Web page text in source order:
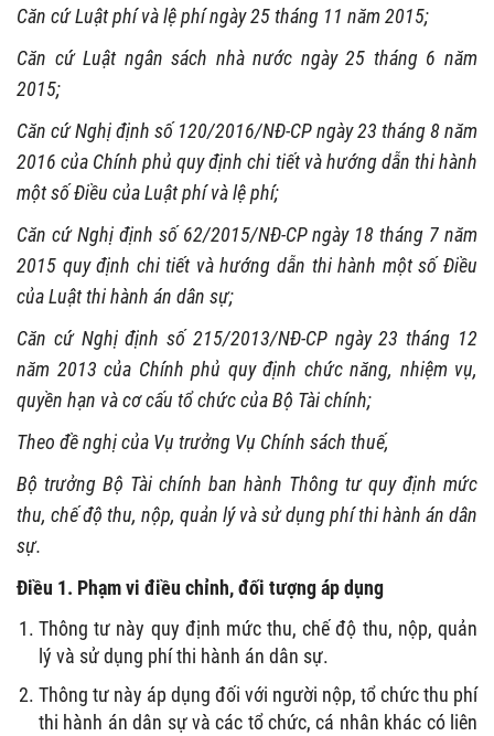
Căn cứ Luật phí và lệ phí ngày 25 tháng 11 năm 2015;
Căn cứ Luật ngân sách nhà nước ngày 25 tháng 6 năm
2015;
Căn cứ Nghị định số 120/2016/NĐ-CP ngày 23 tháng 8 năm
2016 của Chính phủ quy định chi tiết và hướng dẫn thi hành
một số Điều của Luật phí và lệ phí;
Căn cứ Nghị định số 62/2015/NĐ-CP ngày 18 tháng 7 năm
2015 quy định chi tiết và hướng dẫn thi hành một số Điều
của Luật thi hành án dân sự;
Căn cứ Nghị định số 215/2013/NĐ-CP ngày 23 tháng 12
năm 2013 của Chính phủ quy định chức năng, nhiệm vụ,
quyền hạn và cơ cấu tổ chức của Bộ Tài chính;
Theo đề nghị của Vụ trưởng Vụ Chính sách thuế,
Bộ trưởng Bộ Tài chính ban hành Thông tư quy định mức
thu, chế độ thu, nộp, quản lý và sử dụngphíthi hành án dân
sự.
Điều 1. Phạm vi điều chỉnh, đối tượng áp dụng
Thông tư này quy định mức thu, chế độ thu, nộp, quản
lý và sử dụng phí thi hành án dân sự.
Thông tư này áp dụng đối với người nộp, tổ chức thu phí
thi hành án dân sự và các tổ chức, cá nhân khác có liên